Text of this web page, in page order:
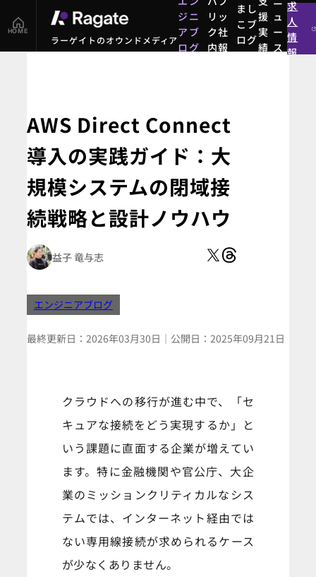
HOME
ラーゲイトのオウンドメディア
ジニ
アブ
ログ
リッ
ク社
内報
まし
こブ
ログ
まし
援
実
績
ュ
ー
ス
求
人
情
報
AWS Direct Connect
導入の実践ガイド：大
規模システムの閉域接
続戦略と設計ノウハウ
益子 竜与志
エンジニアブログ
最終更新日： 2026年03月30日 ｜ 公開日： 2025年09月21日
クラウドへの移行が進む中で、「セ
キュアな接続をどう実現するか」と
いう課題に直面する企業が増えてい
ます。特に金融機関や官公庁、大企
業のミッションクリティカルなシス
テムでは、インターネット経由では
ない専用線接続が求められるケース
が少なくありません。